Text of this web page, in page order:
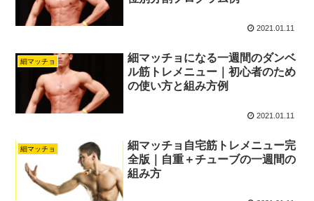
2021.01.11
細マッチョ
細マッチョになる一週間のダンベ
ル筋トレメニュー｜初心者のため
の使い方と組み方例
2021.01.11
細マッチョ
細マッチョ自宅筋トレメニュー完
全版｜自重＋チューブの一週間の
組み方